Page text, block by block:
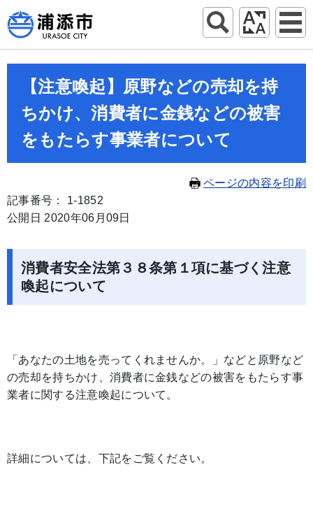
【注意喚起】原野などの売却を持
ちかけ、消費者に金銭などの被害
をもたらす事業者について
ページの内容を印刷
記事番号： 1-1852
公開日 2020年06月09日
消費者安全法第３８条第１項に基づく注意
喚起について
「あなたの土地を売ってくれませんか。」などと原野など
の売却を持ちかけ、消費者に金銭などの被害をもたらす事
業者に関する注意喚起について。
詳細については、下記をご覧ください。